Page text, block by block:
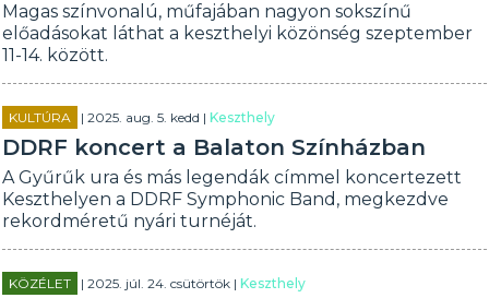
Magas színvonalú, műfajában nagyon sokszínű
előadásokat láthat a keszthelyi közönség szeptember
11-14. között.
KULTÚRA | 2025. aug. 5. kedd |Keszthely
DDRF koncert a Balaton Színházban
A Gyűrűk ura és más legendák címmel koncertezett
Keszthelyen a DDRF Symphonic Band, megkezdve
rekordméretű nyári turnéját.
KÖZÉLET | 2025. júl. 24. csütörtök |Keszthely